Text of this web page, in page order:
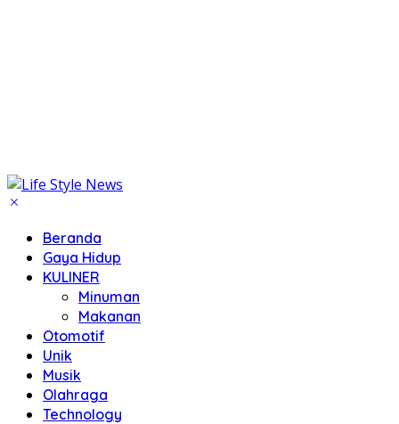
Beranda
Gaya Hidup
KULINER
Minuman
Makanan
Otomotif
Unik
Musik
Olahraga
Technology